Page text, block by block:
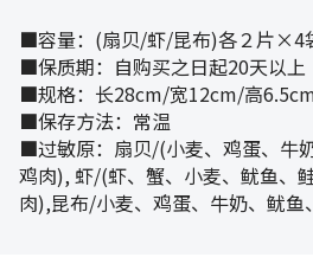
■容量：(扇贝/虾/昆布)各２片×4
■保质期：自购买之日起20天以上
■规格：长28cm/宽12cm/高
■保存方法：常温
■过敏原：扇贝/(小麦、鸡蛋、牛
鸡肉), 虾/(虾、蟹、小麦、鱿鱼、
肉),昆布/小麦、鸡蛋、牛奶、鱿鱼